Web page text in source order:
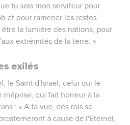
tu sois mon serviteur pour
et pour ramener les restes
la lumière des nations, pour
extrémités de la terre. »
exilés
le Saint d'Israël, celui qui le
méprise, qui fait horreur à la
: « A ta vue, des rois se
à cause de l'Eternel,